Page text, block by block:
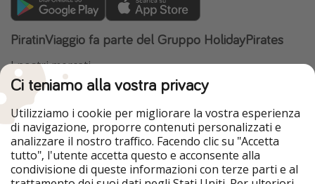
PiratinViaggio fa parte del Gruppo HolidayPirates
I nostri mercati
HolidayPirates
VakantiePiraten
WakacyjniPiraci
Ferienpiraten
Urlaubspiraten
Urlaubspiraten
ViajerosPiratas
TravelPirates
Il nostro gruppo
Ci teniamo alla vostra privacy
Utilizziamo i cookie per migliorare la vostra esperienza
di navigazione, proporre contenuti personalizzati e
analizzare il nostro traffico. Facendo clic su "Accetta
tutto", l'utente accetta questo e acconsente alla
condivisione di queste informazioni con terze parti e al